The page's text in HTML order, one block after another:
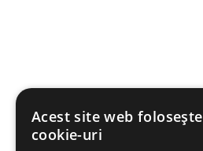
Acest site web folosește
cookie-uri